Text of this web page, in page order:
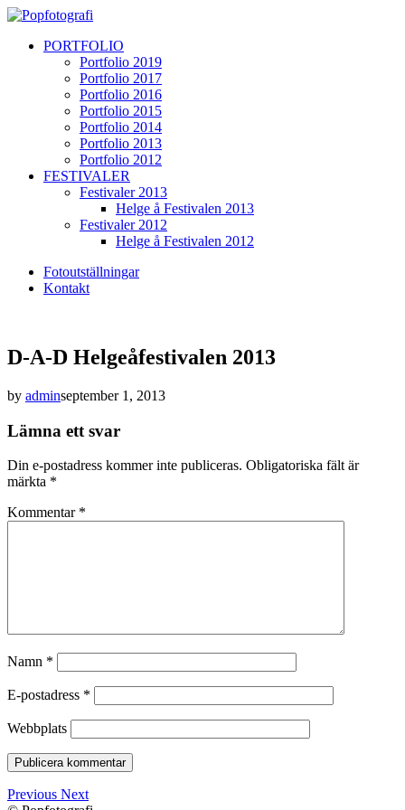
PORTFOLIO
Portfolio 2019
Portfolio 2017
Portfolio 2016
Portfolio 2015
Portfolio 2014
Portfolio 2013
Portfolio 2012
FESTIVALER
Festivaler 2013
Helge å Festivalen 2013
Festivaler 2012
Helge å Festivalen 2012
Fotoutställningar
Kontakt
D-A-D Helgeåfestivalen 2013
by adminseptember 1, 2013
Lämna ett svar
Din e-postadress kommer inte publiceras. Obligatoriska fält är
märkta *
Kommentar *
Namn *
E-postadress *
Webbplats
Previous Next